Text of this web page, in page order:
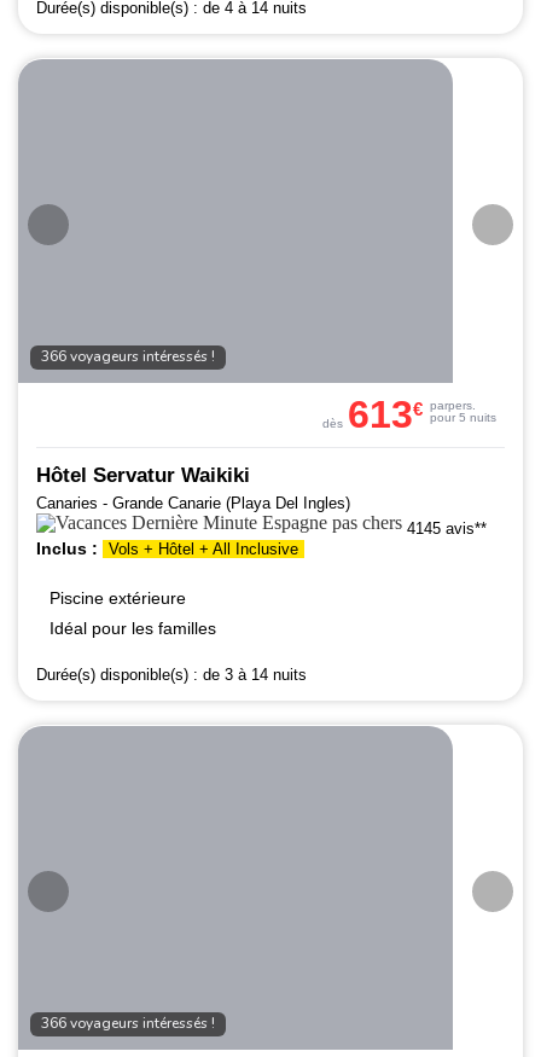
Durée(s) disponible(s) : de 4 à 14 nuits
366 voyageurs intéressés !
Hôtel Servatur Waikiki
Canaries - Grande Canarie (Playa Del Ingles)
4145 avis**
Inclus : Vols + Hôtel + All Inclusive
Piscine extérieure
Idéal pour les familles
Durée(s) disponible(s) : de 3 à 14 nuits
dès 613€ parpers.
pour 5 nuits
366 voyageurs intéressés !